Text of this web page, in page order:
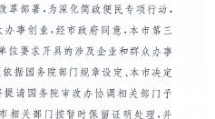
PORTUGUÊS